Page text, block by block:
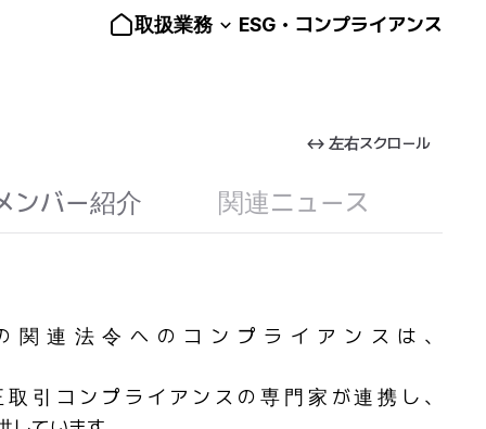
取扱業務 ESG・コンプライアンス
↔ 左右スクロール
ンバー紹介 関連ニュース
連法令へのコンプライアンスは、
引コンプライアンスの専門家が連携し、